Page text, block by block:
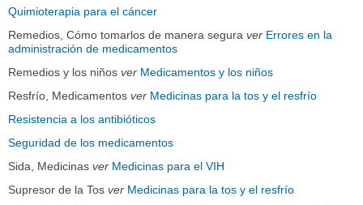
Quimioterapia para el cáncer
Remedios, Cómo tomarlos de manera segura ver Errores en la
administración de medicamentos
Remedios y los niños ver Medicamentos y los niños
Resfrío, Medicamentos ver Medicinas para la tos y el resfrío
Resistencia a los antibióticos
Seguridad de los medicamentos
Sida, Medicinas ver Medicinas para el VIH
Supresor de la Tos ver Medicinas para la tos y el resfrío